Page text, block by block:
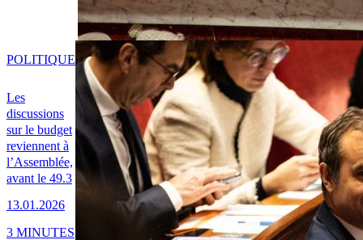
Les
discussions
sur le budget
reviennent à
l’Assemblée,
avant le 49.3
13.01.2026
POLITIQUE
3 MINUTES